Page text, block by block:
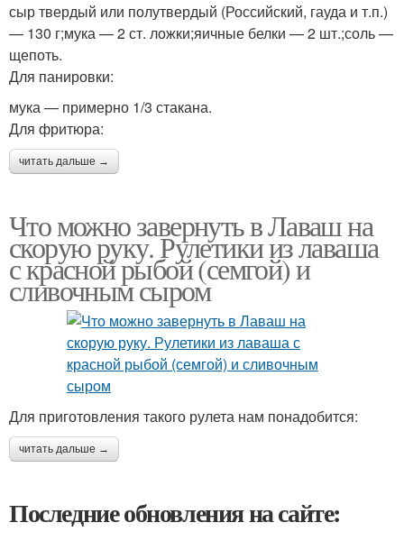
сыр твердый или полутвердый (Российский, гауда и т.п.)
— 130 г;мука — 2 ст. ложки;яичные белки — 2 шт.;соль —
щепоть.
Для панировки:
мука — примерно 1/3 стакана.
Для фритюра:
читать дальше →
Что можно завернуть в Лаваш на
скорую руку. Рулетики из лаваша
с красной рыбой (семгой) и
сливочным сыром
Для приготовления такого рулета нам понадобится:
читать дальше →
Последние обновления на сайте: